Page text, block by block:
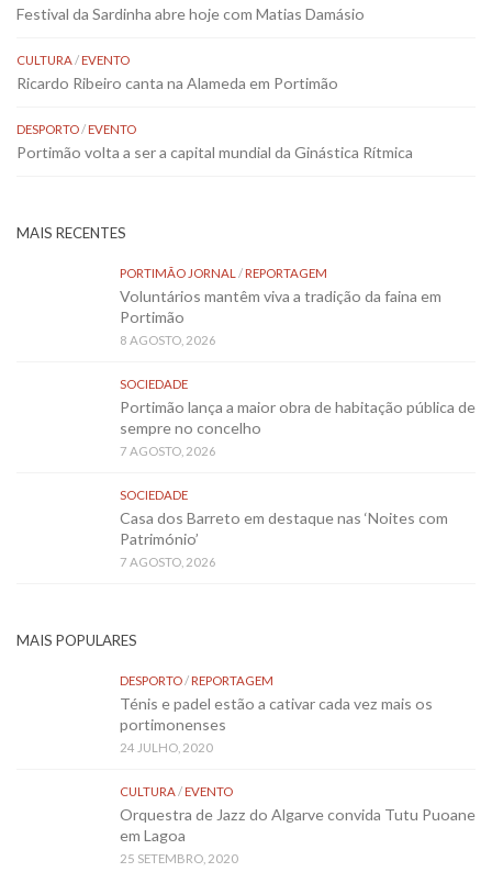
Festival da Sardinha abre hoje com Matias Damásio
CULTURA/EVENTO
Ricardo Ribeiro canta na Alameda em Portimão
DESPORTO/EVENTO
Portimão volta a ser a capital mundial da Ginástica Rítmica
MAIS RECENTES
PORTIMÃO JORNAL /REPORTAGEM
Voluntários mantêm viva a tradição da faina em
Portimão
8 AGOSTO, 2026
SOCIEDADE
Portimão lança a maior obra de habitação pública de
sempre no concelho
7 AGOSTO, 2026
SOCIEDADE
Casa dos Barreto em destaque nas ‘Noites com
Património’
7 AGOSTO, 2026
MAIS POPULARES
DESPORTO/REPORTAGEM
Ténis e padel estão a cativar cada vez mais os
portimonenses
24 JULHO, 2020
CULTURA/EVENTO
Orquestra de Jazz do Algarve convida Tutu Puoane
em Lagoa
25 SETEMBRO, 2020